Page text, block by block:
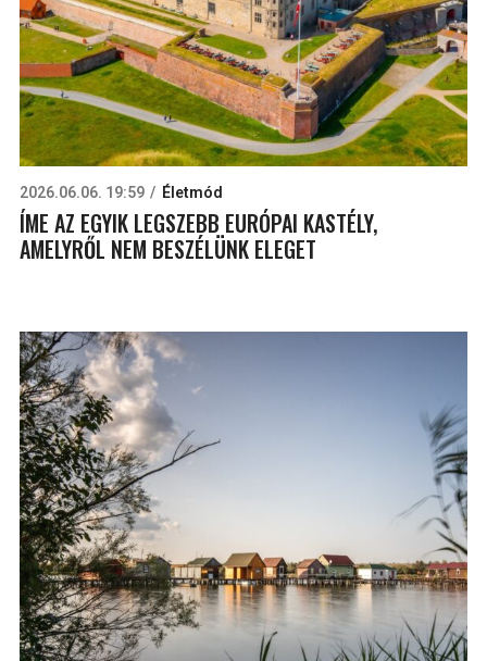
2026.06.06. 19:59 Életmód
ÍME AZ EGYIK LEGSZEBB EURÓPAI KASTÉLY,
AMELYRŐL NEM BESZÉLÜNK ELEGET